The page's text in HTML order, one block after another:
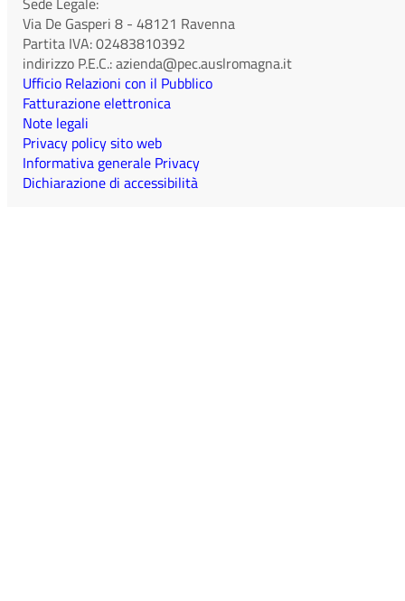
Via De Gasperi 8 - 48121 Ravenna
Partita IVA:02483810392
indirizzo P.E.C.:azienda@pec.auslromagna.it
Ufficio Relazioni con il Pubblico
Fatturazione elettronica
Note legali
Privacy policy sito web
Informativa generale Privacy
Dichiarazione di accessibilità